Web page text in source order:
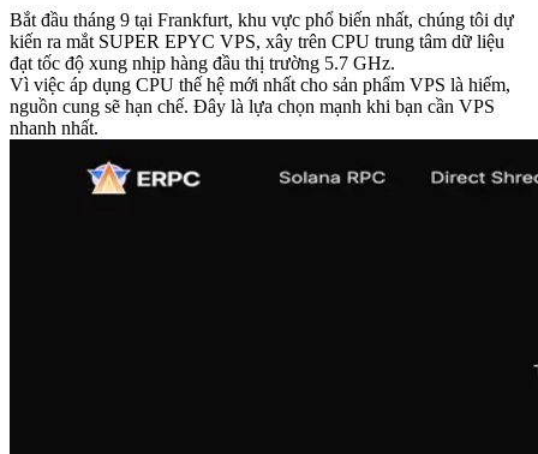
Bắt đầu tháng 9 tại Frankfurt, khu vực phổ biến nhất, chúng tôi dự
kiến ra mắt SUPER EPYC VPS, xây trên CPU trung tâm dữ liệu
đạt tốc độ xung nhịp hàng đầu thị trường 5.7 GHz.
Vì việc áp dụng CPU thế hệ mới nhất cho sản phẩm VPS là hiếm,
nguồn cung sẽ hạn chế. Đây là lựa chọn mạnh khi bạn cần VPS
nhanh nhất.